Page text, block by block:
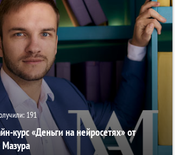
191
курс «Деньги на нейросетях» от
Мазура